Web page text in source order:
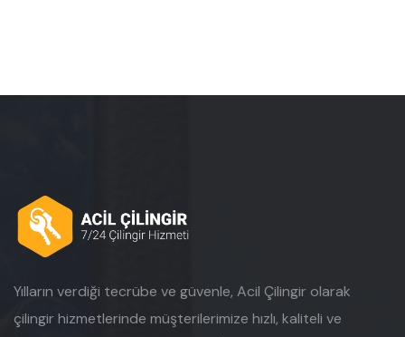
Yılların verdiği tecrübe ve güvenle, Acil Çilingir olarak
çilingir hizmetlerinde müşterilerimize hızlı, kaliteli ve